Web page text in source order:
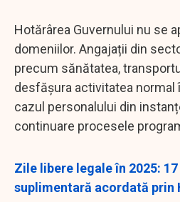
Hotărârea Guvernului nu se
domeniilor. Angajații din
precum sănătatea,
desfășura activitatea normal
cazul personalului din
continuare procesele
Zile libere legale în 2025:
suplimentară acordată prin